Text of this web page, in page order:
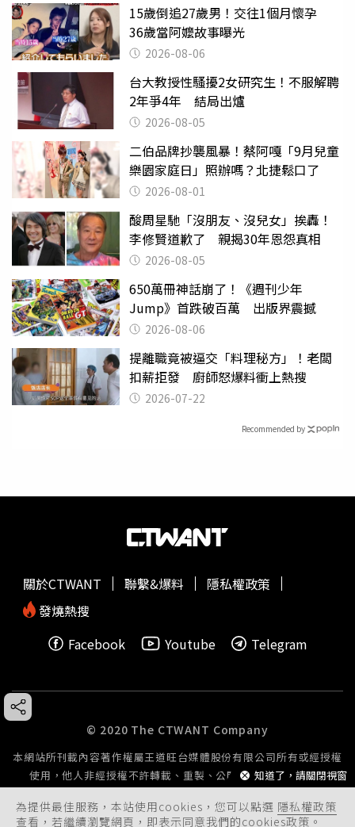
15歲倒追27歲男！交往1個月懷孕
36歲當阿嬤故事曝光
2026-08-06
台大教授性騷擾2女研究生！不服解聘
2年爭4年 結局出爐
2026-08-05
二伯品牌抄襲風暴！蔡阿嘎「9月兒童
樂園家庭日」照辦嗎？北捷鬆口了
2026-08-01
酸周星馳「沒朋友、沒兒女」挨轟！
李修賢道歉了 親揭30年恩怨真相
2026-08-05
650萬冊神話崩了！《週刊少年
Jump》首跌破百萬 出版界震撼
2026-08-06
提離職竟被逼交「料理秘方」！老闆
扣薪拒發 廚師怒爆料衝上熱搜
2026-07-22
Recommended by
為提供最佳服務，本站使用cookies，您可以點選 隱私權政策
查看，若繼續瀏覽網頁，即表示同意我們的cookies政策。
知道了，請關閉視窗
關於CTWANT 聯繫&爆料
隱私權政策
發燒熱搜
Facebook
Youtube Telegram
© 2020 The CTWANT Company
本網站所刊載內容著作權屬王道旺台媒體股份有限公司所有或經授權
使用，他人非經授權不許轉載、重製、公開播送或公開傳輸。